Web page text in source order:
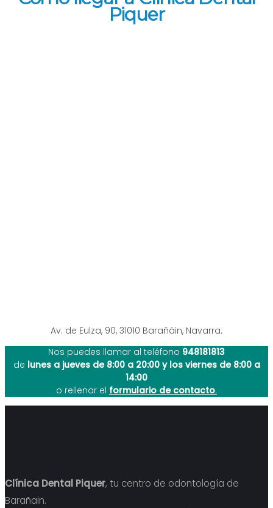
Piquer
Av. de Eulza, 90, 31010 Barañáin, Navarra.
Nos puedes llamar al teléfono 948181813
de lunes a jueves de 8:00 a 20:00 y los viernes de 8:00 a
14:00
o rellenar el formulario de contacto.
Clínica Dental Piquer, tu centro de odontología de
Barañain.